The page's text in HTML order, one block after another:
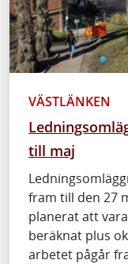
VÄSTLÄNKEN
till maj
fram till den 27
planerat att
beräknat plus
arbetet pågår